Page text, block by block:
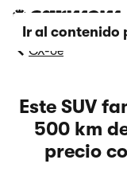
Ir al contenido
CX-6e
Este SUV
500 km
precio